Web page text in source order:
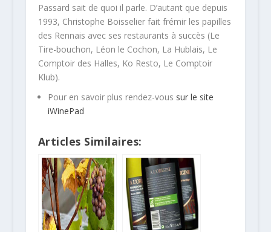
Passard sait de quoi il parle. D’autant que depuis
1993, Christophe Boisselier fait frémir les papilles
des Rennais avec ses restaurants à succès (Le
Tire-bouchon, Léon le Cochon, La Hublais, Le
Comptoir des Halles, Ko Resto, Le Comptoir
Klub).
Pour en savoir plus rendez-vous sur le site
iWinePad
Articles Similaires: